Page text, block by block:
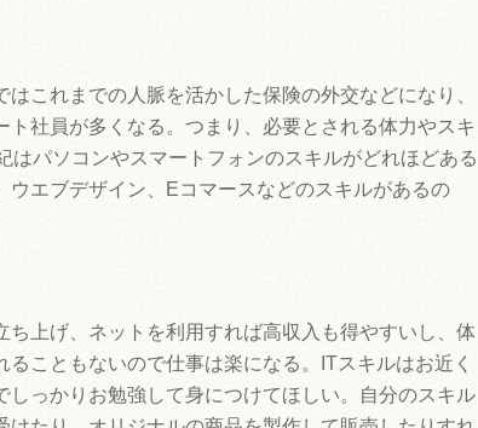
これまでの人脈を活かした保険の外交などになり、
ト社員が多くなる。つまり、必要とされる体力やスキ
はパソコンやスマートフォンのスキルがどれほどある
ウエブデザイン、Eコマースなどのスキルがあるの
ち上げ、ネットを利用すれば高収入も得やすいし、体
こともないので仕事は楽になる。ITスキルはお近く
っかりお勉強して身につけてほしい。自分のスキル